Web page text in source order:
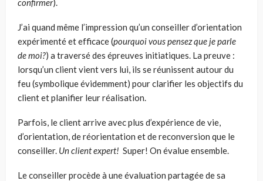
confirmer).
J’ai quand même l’impression qu’un conseiller d’orientation
expérimenté et efficace (pourquoi vous pensez que je parle
de moi?) a traversé des épreuves initiatiques. La preuve :
lorsqu’un client vient vers lui, ils se réunissent autour du
feu (symbolique évidemment) pour clarifier les objectifs du
client et planifier leur réalisation.
Parfois, le client arrive avec plus d’expérience de vie,
d’orientation, de réorientation et de reconversion que le
conseiller. Un client expert! Super! On évalue ensemble.
Le conseiller procède à une évaluation partagée de sa